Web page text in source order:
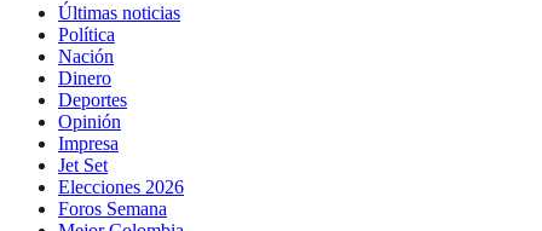
Últimas noticias
Política
Nación
Dinero
Deportes
Opinión
Impresa
Jet Set
Elecciones 2026
Foros Semana